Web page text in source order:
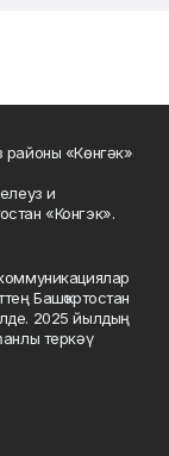
«Көнгәк»
и
«Конгэк».
Башҡортостан
2025 йылдың
теркәү